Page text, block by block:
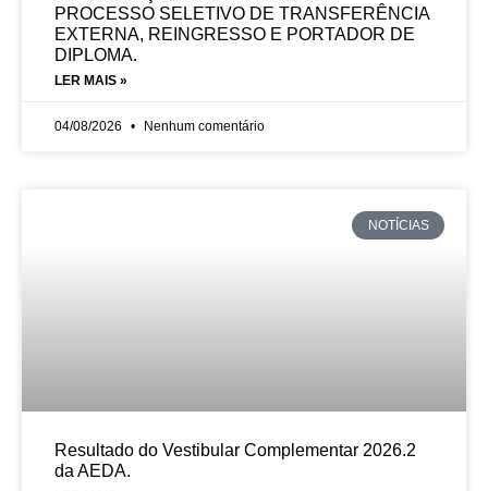
PROCESSO SELETIVO DE TRANSFERÊNCIA
EXTERNA, REINGRESSO E PORTADOR DE
DIPLOMA.
LER MAIS »
04/08/2026 Nenhum comentário
NOTÍCIAS
Resultado do Vestibular Complementar 2026.2
da AEDA.